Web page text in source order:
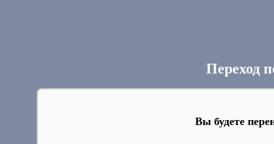
Переход
Вы будете